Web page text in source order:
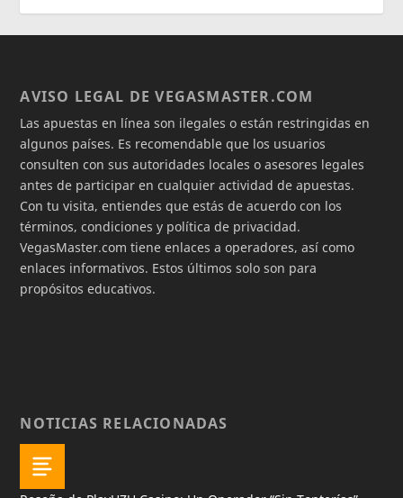
AVISO LEGAL DE VEGASMASTER.COM
Las apuestas en línea son ilegales o están restringidas en
algunos países. Es recomendable que los usuarios
consulten con sus autoridades locales o asesores legales
antes de participar en cualquier actividad de apuestas.
Con tu visita, entiendes que estás de acuerdo con los
términos, condiciones y política de privacidad.
VegasMaster.com tiene enlaces a operadores, así como
enlaces informativos. Estos últimos solo son para
propósitos educativos.
NOTICIAS RELACIONADAS